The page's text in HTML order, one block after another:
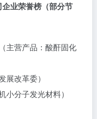
业荣誉榜（部分节
主营产品：酸酐固化
展改革委）
分子发光材料）